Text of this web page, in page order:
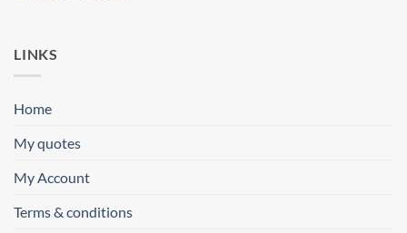
LINKS
Home
My quotes
My Account
Terms & conditions